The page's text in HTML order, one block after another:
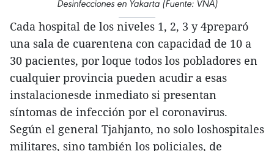
Desinfecciones en Yakarta (Fuente: VNA)
Cada hospital de los niveles 1, 2, 3 y 4preparó
una sala de cuarentena con capacidad de 10 a
30 pacientes, por loque todos los pobladores en
cualquier provincia pueden acudir a esas
instalacionesde inmediato si presentan
síntomas de infección por el coronavirus.
Según el general Tjahjanto, no solo loshospitales
militares, sino también los policiales, de